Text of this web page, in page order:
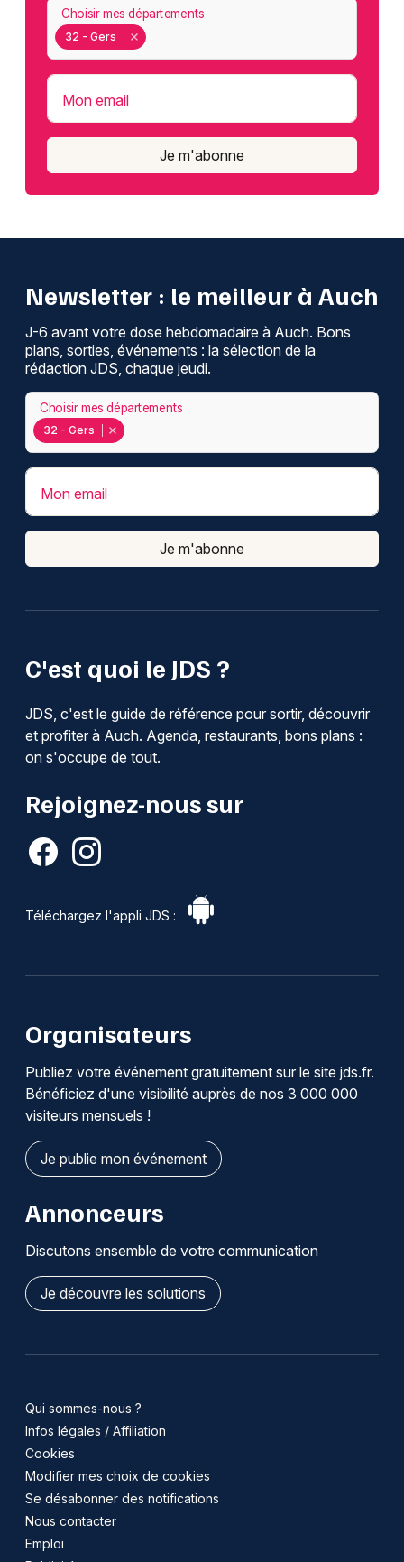
32 - Gers
Choisir mes départements
Mon email
Je m'abonne
C'est quoi le JDS ?
JDS, c'est le guide de référence pour sortir, découvrir
et profiter à Auch. Agenda, restaurants, bons plans :
on s'occupe de tout.
Rejoignez-nous sur
Téléchargez l'appli JDS :
Newsletter : le meilleur à Auch
J-6 avant votre dose hebdomadaire à Auch. Bons
plans, sorties, événements : la sélection de la
rédaction JDS, chaque jeudi.
32 - Gers
Choisir mes départements
Mon email
Je m'abonne
Organisateurs
Publiez votre événement gratuitement sur le site jds.fr.
Bénéficiez d'une visibilité auprès de nos 3 000 000
visiteurs mensuels !
Je publie mon événement
Annonceurs
Discutons ensemble de votre communication
Je découvre les solutions
Qui sommes-nous ?
Infos légales / Affiliation
Cookies
Modifier mes choix de cookies
Se désabonner des notifications
Nous contacter
Emploi